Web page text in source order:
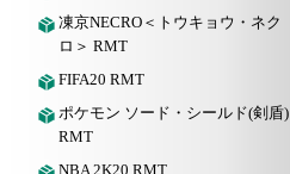
凍京NECRO＜トウキョウ・ネク
ロ＞ RMT
FIFA20 RMT
ポケモン ソード・シールド(剣盾)
RMT
NBA 2K20 RMT